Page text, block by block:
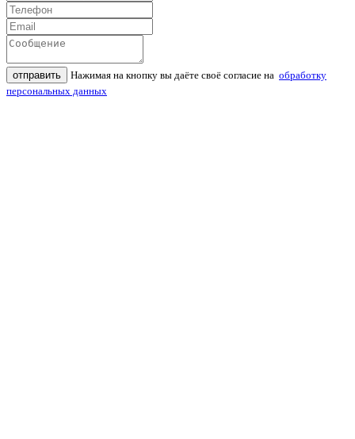
отправить Нажимая на кнопку вы даёте своё согласие на обработку
персональных данных